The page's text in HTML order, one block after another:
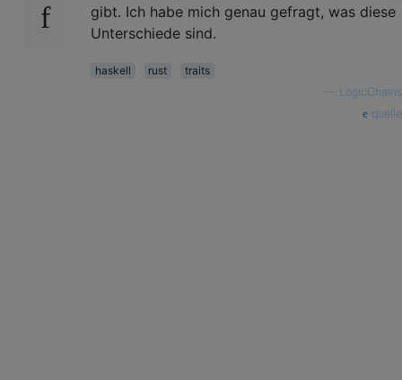
gibt. Ich habe mich genau gefragt, was diese
Unterschiede sind.
haskell rust
traits
LogicChains
quelle